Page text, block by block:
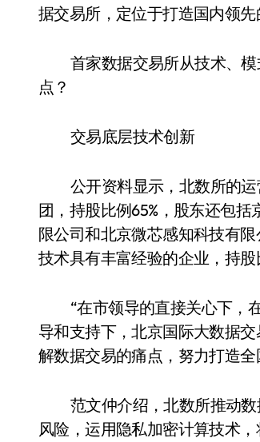
据交易所，定位于打造国内领
首家数据交易所从技术、
点？
交易底层技术创新
公开资料显示，北数所的
团，持股比例65%，股东还包
限公司和北京微芯感知科技有
技术具有丰富经验的企业，持股
“在市领导的直接关心下，
导和支持下，北京国际大数据
解数据交易的痛点，努力打造全
范文仲介绍，北数所推动
风险，运用隐私加密计算技术